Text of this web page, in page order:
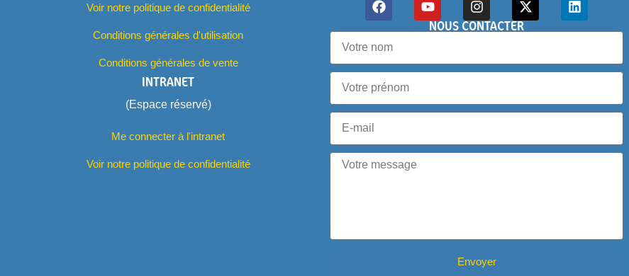
Voir notre politique de confidentialité
Conditions générales d'utilisation
Conditions générales de vente
INTRANET
(Espace réservé)
Me connecter à l'intranet
Voir notre politique de confidentialité
NOUS CONTACTER
Envoyer